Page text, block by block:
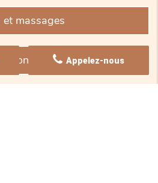
et massages
longue duréeAppelez-nous